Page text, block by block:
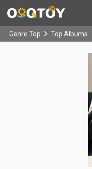
Genre Top Top Albums